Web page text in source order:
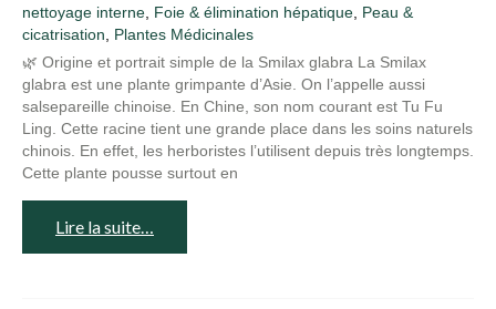
nettoyage interne Foie & élimination hépatique Peau &
cicatrisation
Plantes Médicinales
🌿 Origine et portrait simple de la Smilax glabra La Smilax
glabra est une plante grimpante d’Asie. On l’appelle aussi
salsepareille chinoise. En Chine, son nom courant est Tu Fu
Ling. Cette racine tient une grande place dans les soins naturels
chinois. En effet, les herboristes l’utilisent depuis très longtemps.
Cette plante pousse surtout en
Lire la suite…